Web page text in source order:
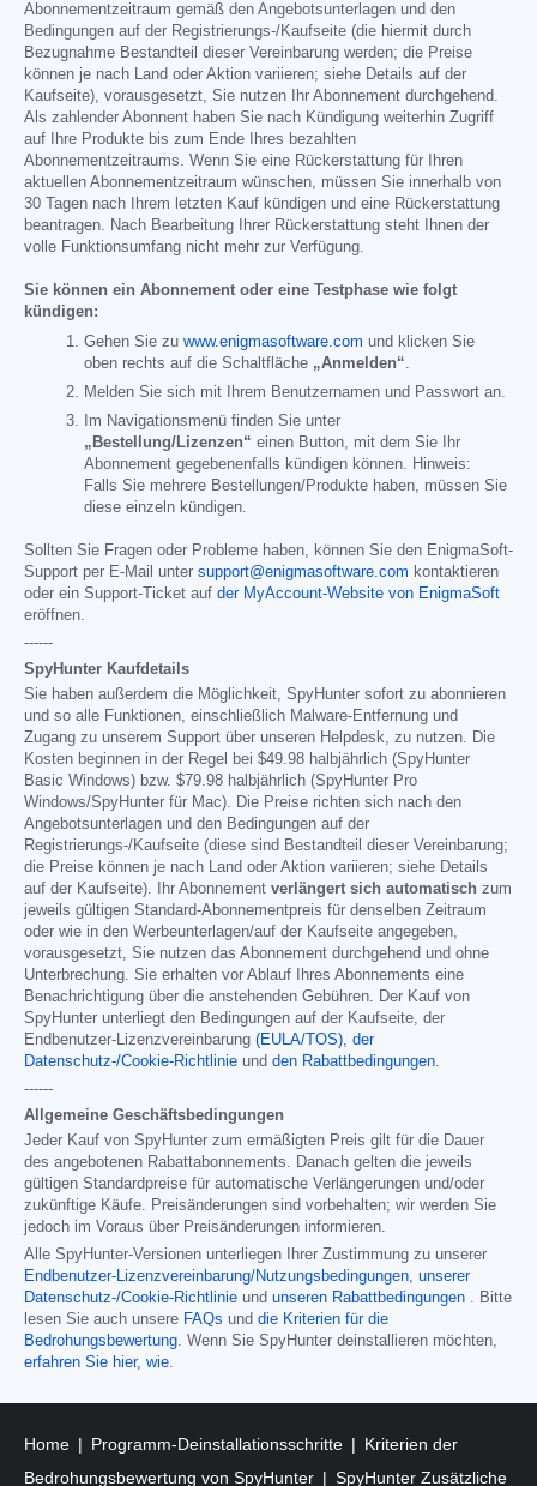
Abonnementzeitraum gemäß den Angebotsunterlagen und den
Bedingungen auf der Registrierungs-/Kaufseite (die hiermit durch
Bezugnahme Bestandteil dieser Vereinbarung werden; die Preise
können je nach Land oder Aktion variieren; siehe Details auf der
Kaufseite), vorausgesetzt, Sie nutzen Ihr Abonnement durchgehend.
Als zahlender Abonnent haben Sie nach Kündigung weiterhin Zugriff
auf Ihre Produkte bis zum Ende Ihres bezahlten
Abonnementzeitraums. Wenn Sie eine Rückerstattung für Ihren
aktuellen Abonnementzeitraum wünschen, müssen Sie innerhalb von
30 Tagen nach Ihrem letzten Kauf kündigen und eine Rückerstattung
beantragen. Nach Bearbeitung Ihrer Rückerstattung steht Ihnen der
volle Funktionsumfang nicht mehr zur Verfügung.
Sie können ein Abonnement oder eine Testphase wie folgt
kündigen:
Gehen Sie zu www.enigmasoftware.com und klicken Sie
oben rechts auf die Schaltfläche „Anmelden“
Melden Sie sich mit Ihrem Benutzernamen und Passwort an.
Im Navigationsmenü finden Sie unter
„Bestellung/Lizenzen“ einen Button, mit dem Sie Ihr
Abonnement gegebenenfalls kündigen können. Hinweis:
Falls Sie mehrere Bestellungen/Produkte haben, müssen Sie
diese einzeln kündigen.
Sollten Sie Fragen oder Probleme haben, können Sie den EnigmaSoft-
Support per E-Mail unter support@enigmasoftware.com kontaktieren
oder ein Support-Ticket auf der MyAccount-Website von EnigmaSoft
eröffnen.
------
SpyHunter Kaufdetails
Sie haben außerdem die Möglichkeit, SpyHunter sofort zu abonnieren
und so alle Funktionen, einschließlich Malware-Entfernung und
Zugang zu unserem Support über unseren Helpdesk, zu nutzen. Die
Kosten beginnen in der Regel bei $49.98 halbjährlich (SpyHunter
Basic Windows) bzw. $79.98 halbjährlich (SpyHunter Pro
Windows/SpyHunter für Mac). Die Preise richten sich nach den
Angebotsunterlagen und den Bedingungen auf der
Registrierungs-/Kaufseite (diese sind Bestandteil dieser Vereinbarung;
die Preise können je nach Land oder Aktion variieren; siehe Details
auf der Kaufseite). Ihr Abonnement verlängert sich automatisch zum
jeweils gültigen Standard-Abonnementpreis für denselben Zeitraum
oder wie in den Werbeunterlagen/auf der Kaufseite angegeben,
vorausgesetzt, Sie nutzen das Abonnement durchgehend und ohne
Unterbrechung. Sie erhalten vor Ablauf Ihres Abonnements eine
Benachrichtigung über die anstehenden Gebühren. Der Kauf von
SpyHunter unterliegt den Bedingungen auf der Kaufseite, der
Endbenutzer-Lizenzvereinbarung (EULA/TOS), der
Datenschutz-/Cookie-Richtlinie und den Rabattbedingungen.
------
Allgemeine Geschäftsbedingungen
Jeder Kauf von SpyHunter zum ermäßigten Preis gilt für die Dauer
des angebotenen Rabattabonnements. Danach gelten die jeweils
gültigen Standardpreise für automatische Verlängerungen und/oder
zukünftige Käufe. Preisänderungen sind vorbehalten; wir werden Sie
jedoch im Voraus über Preisänderungen informieren.
Alle SpyHunter-Versionen unterliegen Ihrer Zustimmung zu unserer
Endbenutzer-Lizenzvereinbarung/Nutzungsbedingungen, unserer
Datenschutz-/Cookie-Richtlinie und unseren Rabattbedingungen . Bitte
lesen Sie auch unsere FAQs und die Kriterien für die
Bedrohungsbewertung. Wenn Sie SpyHunter deinstallieren möchten,
erfahren Sie hier, wie.
Home Programm-Deinstallationsschritte
Kriterien der
Bedrohungsbewertung von SpyHunter
SpyHunter Zusätzliche